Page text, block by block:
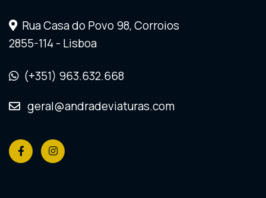
Rua Casa do Povo 98, Corroios
2855-114 - Lisboa
(+351) 963.632.668
geral@andradeviaturas.com